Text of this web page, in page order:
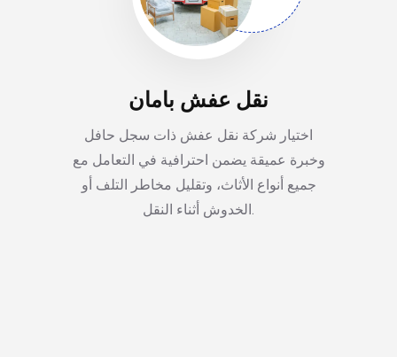
نقل عفش بامان
اختيار شركة نقل عفش ذات سجل حافل
وخبرة عميقة يضمن احترافية في التعامل مع
جميع أنواع الأثاث، وتقليل مخاطر التلف أو
الخدوش أثناء النقل.